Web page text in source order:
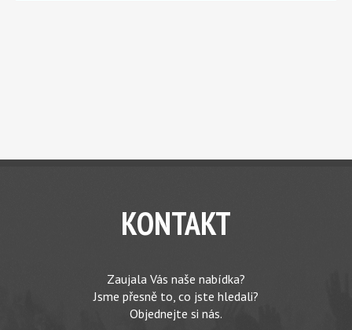
KONTAKT
Zaujala Vás naše nabídka?
Jsme přesně to, co jste hledali?
Objednejte si nás.